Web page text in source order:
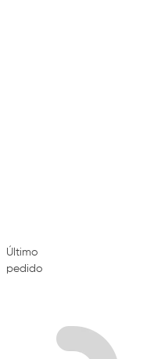
Último
pedido